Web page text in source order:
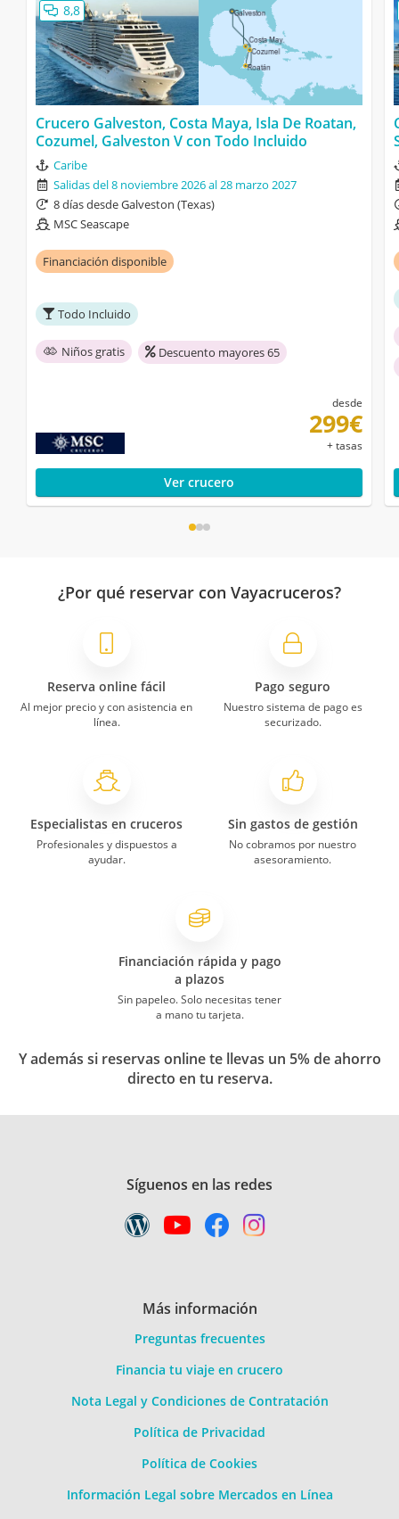
8,8
Crucero Galveston, Costa Maya, Isla De Roatan,
Cozumel, Galveston V con Todo Incluido
Caribe
Salidas del 8 noviembre 2026 al 28 marzo 2027
8 días desde Galveston (Texas)
MSC Seascape
Financiación disponible
Todo Incluido
Niños gratis Descuento mayores 65
desde
299€
+ tasas
Ver crucero
¿Por qué reservar con Vayacruceros?
Reserva online fácil
Al mejor precio y con asistencia en
línea.
Pago seguro
Nuestro sistema de pago es
securizado.
Especialistas en cruceros
Profesionales y dispuestos a
ayudar.
Sin gastos de gestión
No cobramos por nuestro
asesoramiento.
Financiación rápida y pago
a plazos
Sin papeleo. Solo necesitas tener
a mano tu tarjeta.
Y además si reservas online te llevas un 5% de ahorro
directo en tu reserva.
Síguenos en las redes
Más información
Preguntas frecuentes
Financia tu viaje en crucero
Nota Legal y Condiciones de Contratación
Política de Privacidad
Política de Cookies
Información Legal sobre Mercados en Línea